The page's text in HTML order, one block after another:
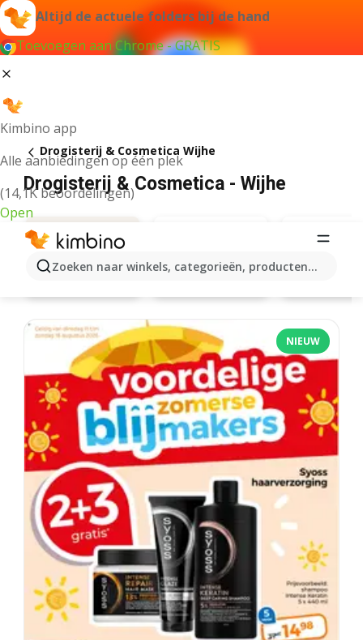
Altijd de actuele folders bij de hand
Toevoegen aan Chrome - GRATIS
Kimbino app
Alle aanbiedingen op één plek
(14,1K beoordelingen)
Open
Zoeken naar winkels, categorieën, producten...
Drogisterij & Cosmetica Wijhe
Drogisterij & Cosmetica - Wijhe
Kruidvat
NIEUW